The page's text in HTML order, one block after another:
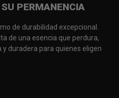
PERMANENCIA
de durabilidad excepcional.
de una esencia que perdura,
duradera para quienes eligen